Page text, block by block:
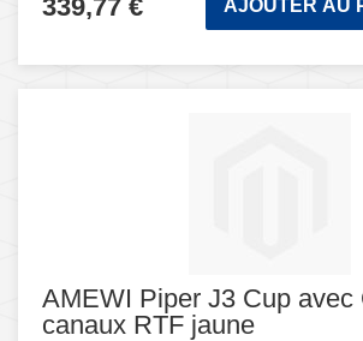
339,77 € AJOUTER AU
AMEWI Piper J3 Cup avec
canaux RTF jaune